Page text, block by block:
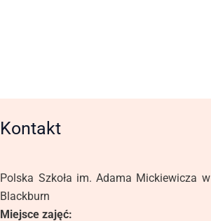
Kontakt
Polska Szkoła im. Adama Mickiewicza w
Blackburn
Miejsce zajęć: